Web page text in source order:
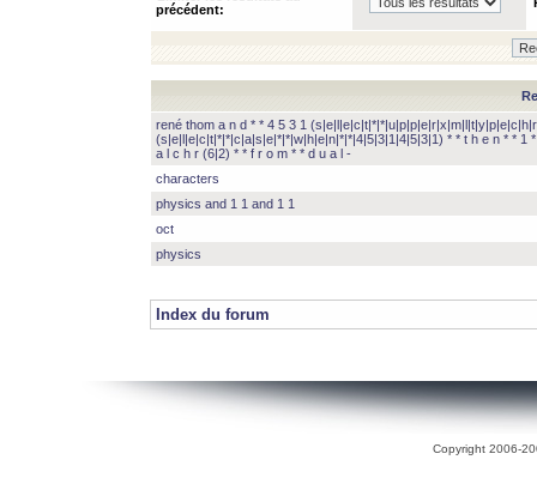
précédent:
rené thom a n d * * 4 5 3 1
(s|e|l|e|c|t|*|*|c|a|s|e|*|*|w|h|e|n|*|*|4|5|3|1|4|5|3|1) * * t h e n * * 1
a l c h r (6|2) * * f r o m * * d u a l -
characters
physics and 1 1 and 1 1
oct
physics
Index du forum
Copyright 2006-